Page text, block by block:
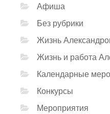
Афиша
Без рубрики
Жизнь
Жизнь и работа
Календарные
Конкурсы
Мероприятия